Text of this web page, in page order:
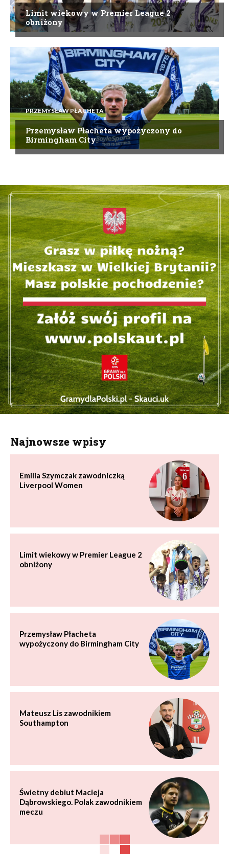
Limit wiekowy w Premier League 2
obniżony
PRZEMYSŁAW PŁACHETA
Przemysław Płacheta wypożyczony do
Birmingham City
Najnowsze wpisy
Emilia Szymczak zawodniczką
Liverpool Women
Limit wiekowy w Premier League 2
obniżony
Przemysław Płacheta
wypożyczony do Birmingham City
Mateusz Lis zawodnikiem
Southampton
Świetny debiut Macieja
Dąbrowskiego. Polak zawodnikiem
meczu